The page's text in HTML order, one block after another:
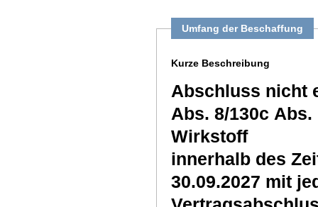
Umfang der Beschaffung
Kurze Beschreibung
Abschluss nicht
Abs. 8/130c
Wirkstoff
innerhalb des
30.09.2027 mit